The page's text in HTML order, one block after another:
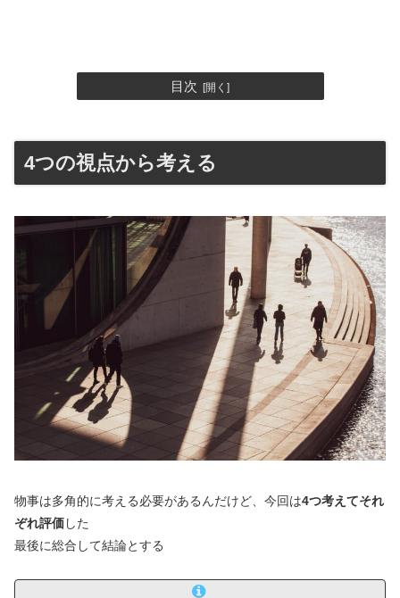
目次
4つの視点から考える
物事は多角的に考える必要があるんだけど、今回は4つ考えてそれ
ぞれ評価した
最後に総合して結論とする